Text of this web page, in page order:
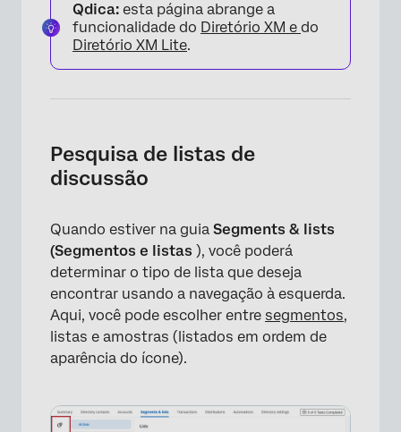
Qdica: esta página abrange a
funcionalidade do Diretório XM e do
Diretório XM Lite.
Pesquisa de listas de
discussão
Quando estiver na guia Segments & lists
(Segmentos e listas ), você poderá
determinar o tipo de lista que deseja
encontrar usando a navegação à esquerda.
Aqui, você pode escolher entre segmentos,
listas e amostras (listados em ordem de
aparência do ícone).